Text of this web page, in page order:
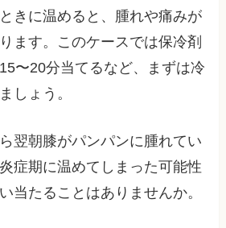
きに温めると、腫れや痛みが
ます。このケースでは保冷剤
〜20分当てるなど、まずは冷
しょう。
翌朝膝がパンパンに腫れてい
症期に温めてしまった可能性
当たることはありませんか。